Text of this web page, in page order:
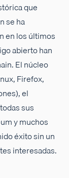
que
se ha
en los últimos
abierto han
El núcleo
Firefox,
el
sus
y muchos
éxito sin un
interesadas.